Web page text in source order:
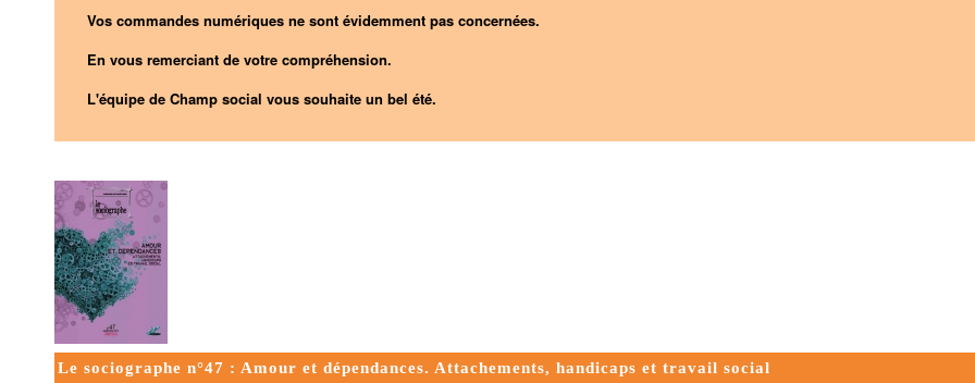
Vos commandes numériques ne sont évidemment pas concernées.
En vous remerciant de votre compréhension.
L'équipe de Champ social vous souhaite un bel été.
Le sociographe n°47 : Amour et dépendances. Attachements, handicaps et travail social